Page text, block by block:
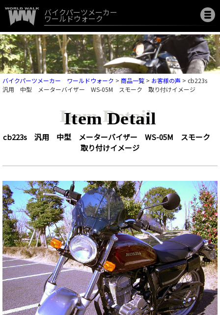
バイクパーツメーカー
ワールドウォーク
バイクパーツメーカー ワールドウォーク > 商品一覧 > お客様の声 > cb223s
汎用 中型 メーターバイザー WS-05M スモーク 取り付けイメージ
Item Detail
cb223s 汎用 中型 メーターバイザー WS-05M スモーク
取り付けイメージ